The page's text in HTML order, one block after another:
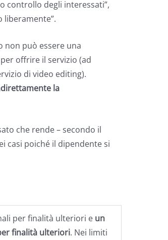
controllo degli interessati”,
liberamente”.
non può essere una
offrire il servizio (ad
di video editing).
la
che rende – secondo il
casi poiché il dipendente si
per finalità ulteriori e un
finalità ulteriori. Nei limiti